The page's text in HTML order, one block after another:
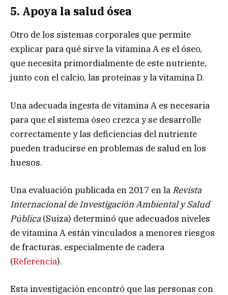
5. Apoya la salud ósea
Otro de los sistemas corporales que permite
explicar para qué sirve la vitamina A es el óseo,
que necesita primordialmente de este nutriente,
junto con el calcio, las proteínas y la vitamina D.
Una adecuada ingesta de vitamina A es necesaria
para que el sistema óseo crezca y se desarrolle
correctamente y las deficiencias del nutriente
pueden traducirse en problemas de salud en los
huesos.
Una evaluación publicada en 2017 en la Revista
Internacional de Investigación Ambiental y Salud
Pública (Suiza) determinó que adecuados niveles
de vitamina A están vinculados a menores riesgos
de fracturas, especialmente de cadera
(Referencia).
Esta investigación encontró que las personas con